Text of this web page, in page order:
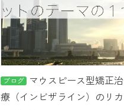
ブログ マウスピース型矯正治
療（インビザライン）のリカ